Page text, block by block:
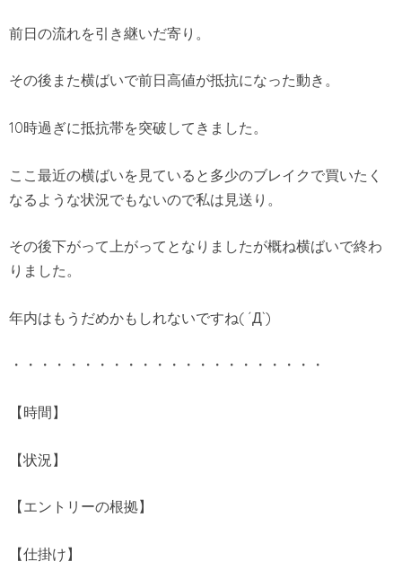
前日の流れを引き継いだ寄り。
その後また横ばいで前日高値が抵抗になった動き。
10時過ぎに抵抗帯を突破してきました。
ここ最近の横ばいを見ていると多少のブレイクで買いたく
なるような状況でもないので私は見送り。
その後下がって上がってとなりましたが概ね横ばいで終わ
りました。
年内はもうだめかもしれないですね( ´Д`)
・・・・・・・・・・・・・・・・・・・・・・
【時間】
【状況】
【エントリーの根拠】
【仕掛け】